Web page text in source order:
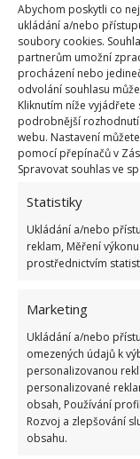
Abychom poskytli co
ukládání a/nebo
soubory cookies.
partnerům umožní
procházení nebo
odvolání souhlasu
Kliknutím níže
podrobnější
webu. Nastavení
pomocí přepínačů v
Spravovat souhlas ve
Statistiky
Ukládání a/nebo
reklam, Měření
prostřednictvím
Marketing
Ukládání a/nebo
omezených údajů k
personalizovanou
personalizované
obsah, Používání
Rozvoj a zlepšování
obsahu.
Fotografie: Freepik
Naopak okurky,
větší množství
pak u nich